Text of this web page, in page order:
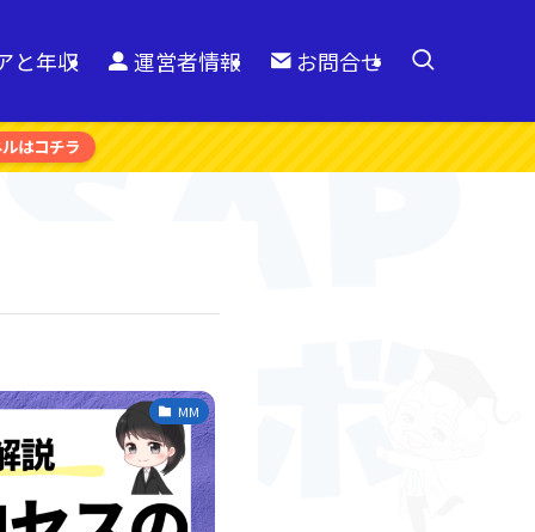
と年収 運営者情報 お問合せ
はコチラ
MM